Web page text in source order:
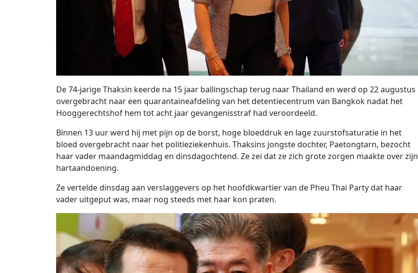
De 74-jarige Thaksin keerde na 15 jaar ballingschap terug naar Thailand en werd op 22 augustus
overgebracht naar een quarantaineafdeling van het detentiecentrum van Bangkok nadat het
Hooggerechtshof hem tot acht jaar gevangenisstraf had veroordeeld.
Binnen 13 uur werd hij met pijn op de borst, hoge bloeddruk en lage zuurstofsaturatie in het
bloed overgebracht naar het politieziekenhuis. Thaksins jongste dochter, Paetongtarn, bezocht
haar vader maandagmiddag en dinsdagochtend. Ze zei dat ze zich grote zorgen maakte over zijn
hartaandoening.
Ze vertelde dinsdag aan verslaggevers op het hoofdkwartier van de Pheu Thai Party dat haar
vader uitgeput was, maar nog steeds met haar kon praten.